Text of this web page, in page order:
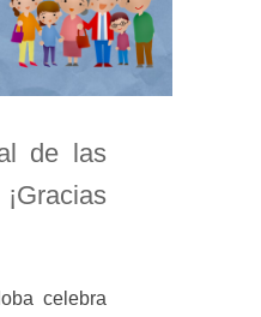
de las
celebra